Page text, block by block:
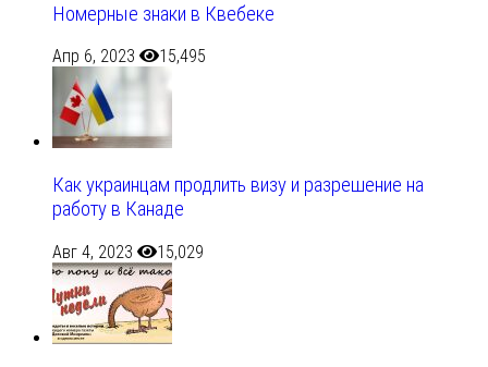
Номерные знаки в Квебеке
Апр 6, 2023 15,495
Как украинцам продлить визу и разрешение на
работу в Канаде
Авг 4, 2023 15,029